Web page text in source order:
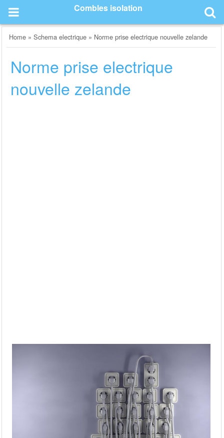
content
Combles isolation
Home »Schema electrique » Norme prise electrique nouvelle zelande
Norme prise electrique
nouvelle zelande